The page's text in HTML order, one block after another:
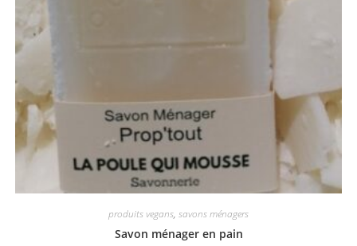
produits vegans, savons ménagers
Savon ménager en pain